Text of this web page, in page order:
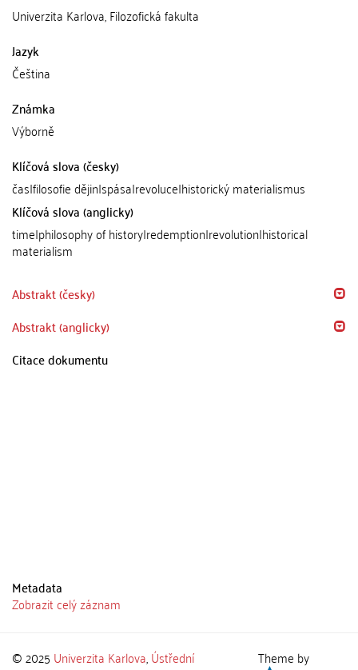
Univerzita Karlova, Filozofická fakulta
Jazyk
Čeština
Známka
Výborně
Klíčová slova (česky)
čas|filosofie dějin|spása|revoluce|historický materialismus
Klíčová slova (anglicky)
time|philosophy of history|redemption|revolution|historical
materialism
Abstrakt (česky)
Abstrakt (anglicky)
Citace dokumentu
Metadata
Zobrazit celý záznam
© 2025 Univerzita Karlova,Ústřední Theme by